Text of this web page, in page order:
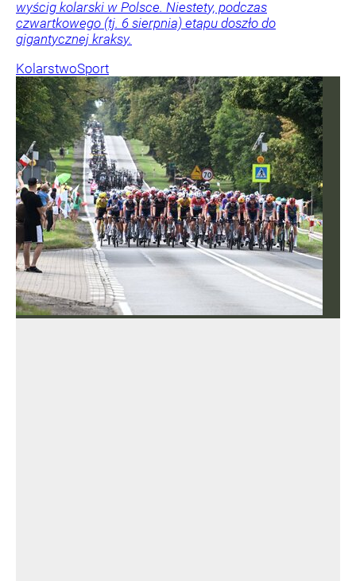
wyścig kolarski w Polsce. Niestety, podczas
czwartkowego (tj. 6 sierpnia) etapu doszło do
gigantycznej kraksy.
KolarstwoSport